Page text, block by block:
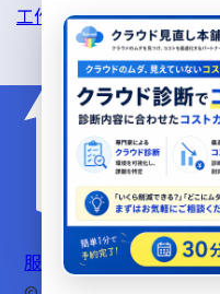
工作方式改革举措
服务器支持服务使用条款